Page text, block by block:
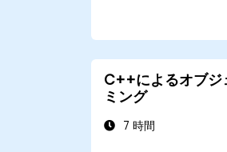
C++によるオブジ
ミング
7 時間